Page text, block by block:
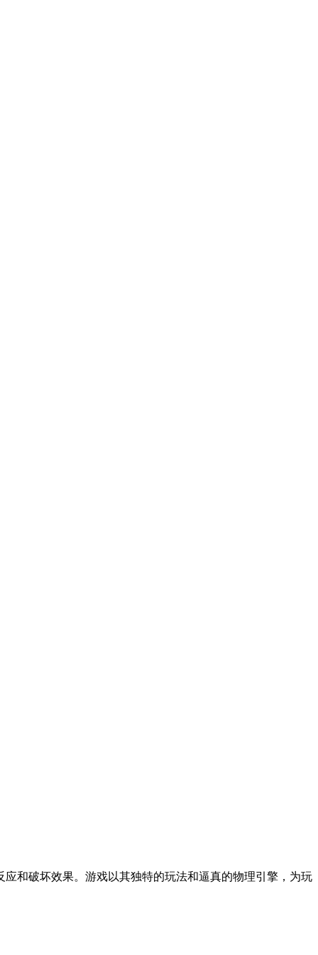
和破坏效果。游戏以其独特的玩法和逼真的物理引擎，为玩